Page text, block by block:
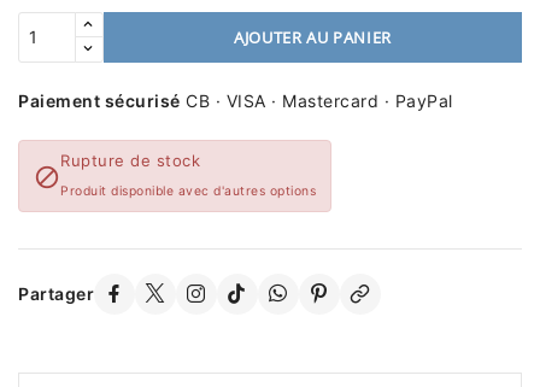
AJOUTER AU PANIER
Paiement sécurisé CB · VISA · Mastercard · PayPal

Rupture de stock
Produit disponible avec d'autres options
Partager